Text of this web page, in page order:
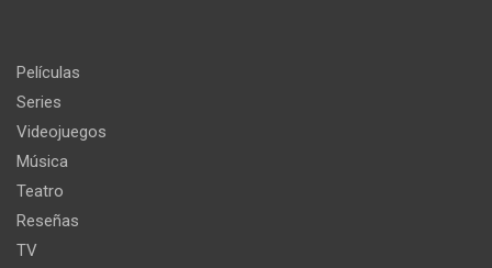
Películas
Series
Videojuegos
Música
Teatro
Reseñas
TV